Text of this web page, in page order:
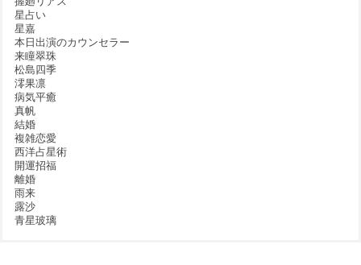
星占い
星嘉
本日出演のカウンセラー
来瞳翠珠
松島四季
澪果凛
病気平癒
真帆
結婚
複雑恋愛
西洋占星術
開運招福
離婚
雨来
露沙
青星玻璃